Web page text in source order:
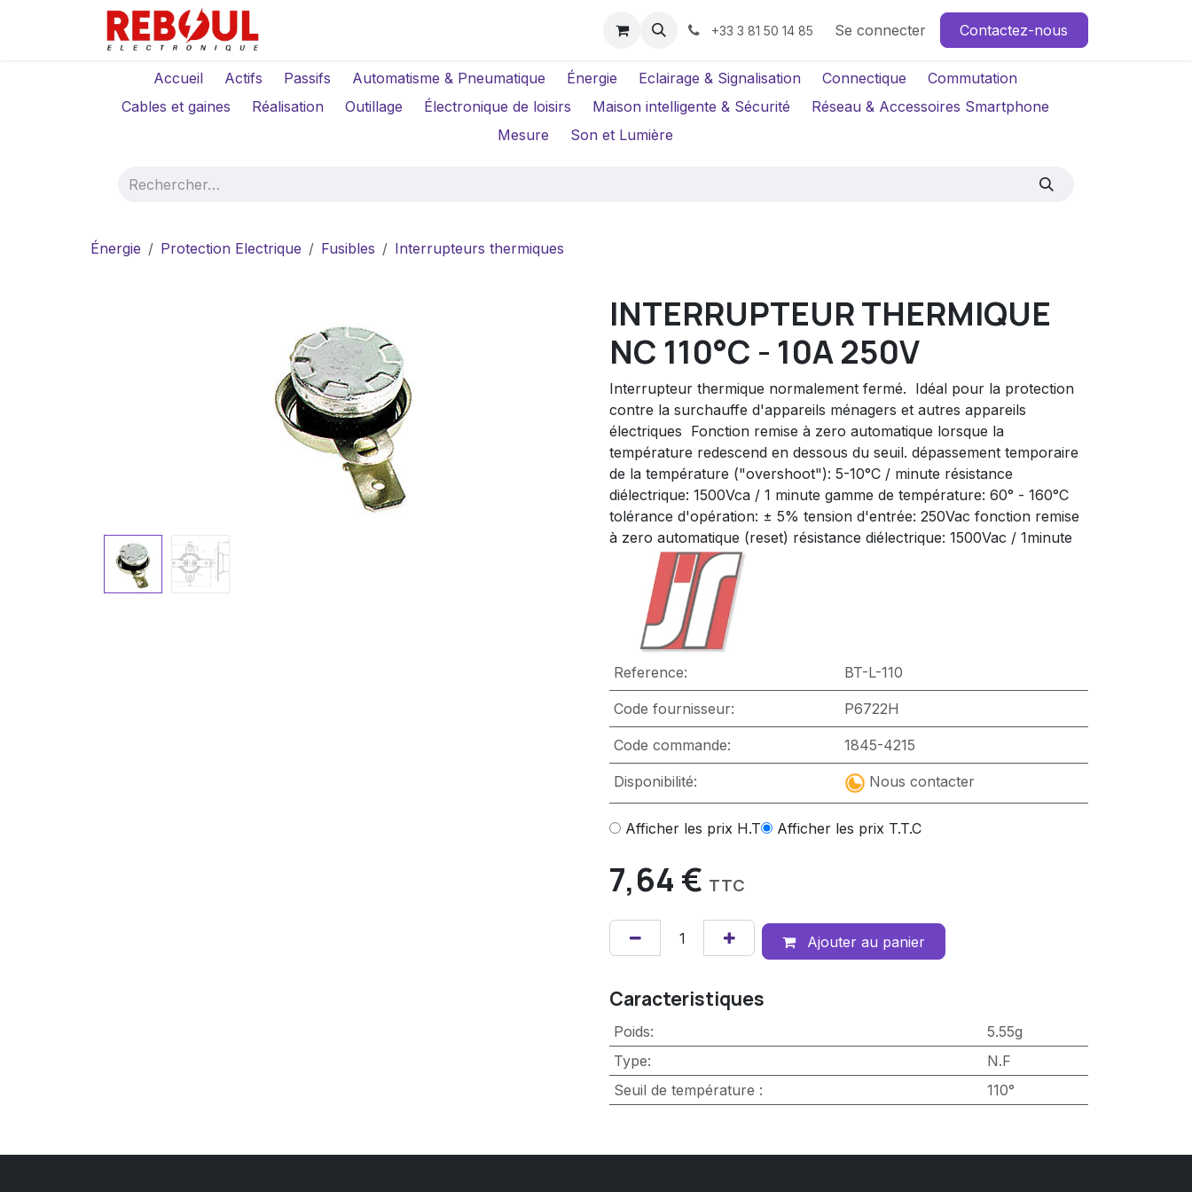
Se rendre au contenu
Location Caméras +33 3 81 50 14 85 Se connecter Contactez-nous
Accueil Actifs Passifs Automatisme & Pneumatique Énergie Eclairage & Signalisation Connectique
Commutation
Cables et gaines
Réalisation Outillage Électronique de loisirs Maison intelligente & Sécurité
Réseau & Accessoires Smartphone
Mesure
Son et Lumière
Énergie Protection Electrique Fusibles Interrupteurs thermiques
INTERRUPTEUR THERMIQUE
NC 110°C - 10A 250V
Interrupteur thermique normalement fermé.  Idéal pour la protection
contre la surchauffe d'appareils ménagers et autres appareils
électriques  Fonction remise à zero automatique lorsque la
température redescend en dessous du seuil. dépassement temporaire
de la température ("overshoot"): 5-10°C / minute résistance
diélectrique: 1500Vca / 1 minute gamme de température: 60° - 160°C
tolérance d'opération: ± 5% tension d'entrée: 250Vac fonction remise
à zero automatique (reset) résistance diélectrique: 1500Vac / 1minute
Reference: BT-L-110
Code fournisseur: P6722H
Code commande: 1845-4215
Disponibilité: Nous contacter
Afficher les prix H.T Afficher les prix T.T.C
7,64 € TTC
Ajouter au panier
Caracteristiques
Poids:
5.55g
Type:
N.F
Seuil de température : 110°